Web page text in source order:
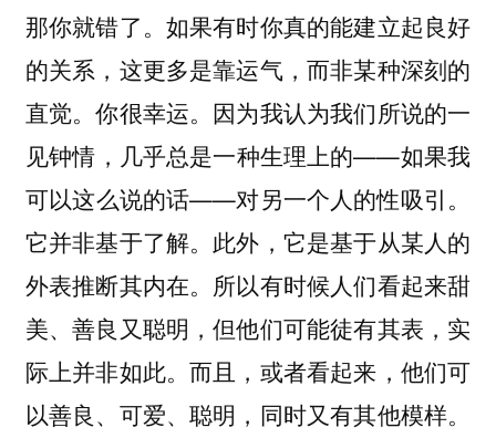
那你就错了。如果有时你真的能建立起良好
的关系，这更多是靠运气，而非某种深刻的
直觉。你很幸运。因为我认为我们所说的一
见钟情，几乎总是一种生理上的——如果我
可以这么说的话——对另一个人的性吸引。
它并非基于了解。此外，它是基于从某人的
外表推断其内在。所以有时候人们看起来甜
美、善良又聪明，但他们可能徒有其表，实
际上并非如此。而且，或者看起来，他们可
以善良、可爱、聪明，同时又有其他模样。